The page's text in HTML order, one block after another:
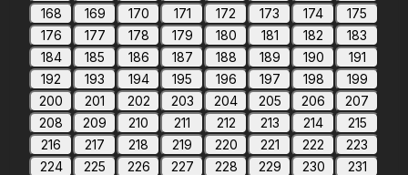
168
169 170 171 172 173 174
175
176
177 178 179 180 181 182
183
184
185 186 187 188 189 190
191
192
193 194 195 196 197 198
199
200
201 202 203 204 205 206
207
208
209 210 211 212 213 214
215
216
217 218 219 220 221 222
223
224
225 226 227 228 229 230
231